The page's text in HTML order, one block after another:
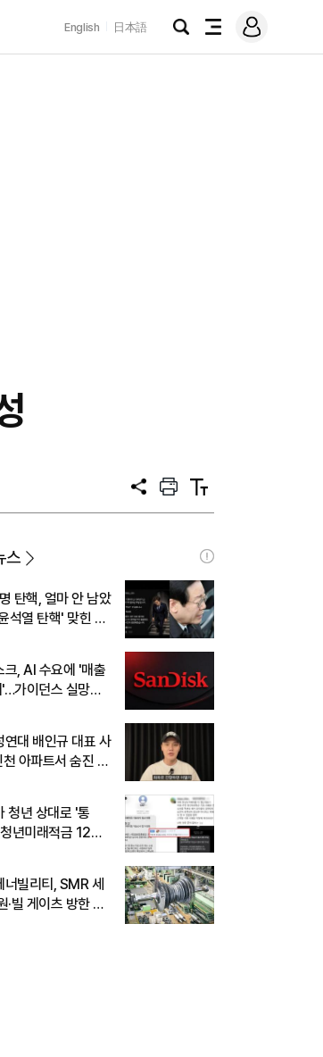
English 日本語
검
전
메
그
공
프
트
텍
트
스
탄핵, 얼마 안 남았
석열 탄핵' 맞힌 무
크, AI 수요에 '매출
가이던스 실망에
연대 배인규 대표 사
아파트서 숨진 채
청년 상대로 '통
년미래적금 12%
너빌리티, SMR 세
·빌 게이츠 방한 기